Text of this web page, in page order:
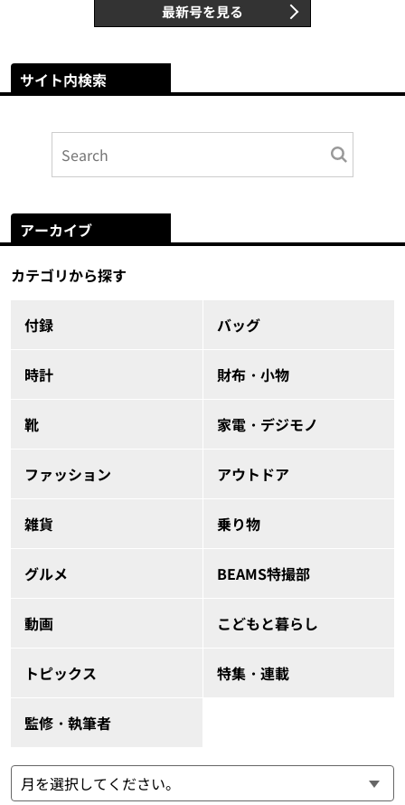
最新号を見る
サイト内検索
アーカイブ
カテゴリから探す
付録 バッグ
時計 財布・小物
靴 家電・デジモノ
ファッション アウトドア
雑貨 乗り物
グルメ BEAMS特撮部
動画 こどもと暮らし
トピックス 特集・連載
監修・執筆者